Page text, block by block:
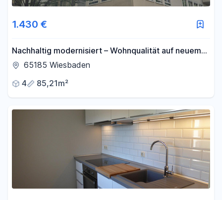
1.430 €
Nachhaltig modernisiert – Wohnqualität auf neuem
Niveau
65185 Wiesbaden
4
85,21m²